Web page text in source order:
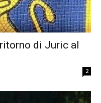
di Juric al
2